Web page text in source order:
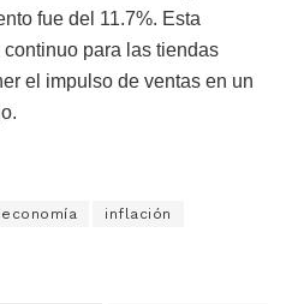
fue del 11.7%. Esta
para las tiendas
el impulso de ventas en un
economía inflación